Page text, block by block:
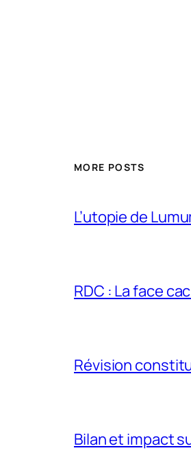
MORE POSTS
L’utopie de
RDC : La face
Révision
Bilan et impact